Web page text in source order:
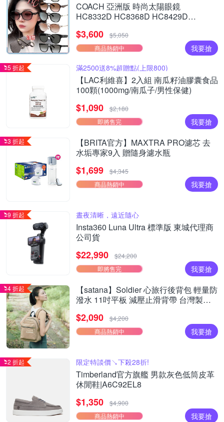
COACH 亞洲版 時尚太陽眼鏡
HC8332D HC8368D HC8429D
(加贈掛式眼鏡袋)
$3,600
$5,050
商品熱銷中
我要搶
5 折起 滿2500送8%超贈點(上限800)
【LAC利維喜】2入組 南瓜籽油膠囊食品
100顆(1000mg/南瓜子/男性保健)
$1,090
$2,180
即將售完
我要搶
3 折起
【BRITA官方】MAXTRA PRO濾芯 去
水垢專家9入 贈隨身濾水瓶
$1,699
$4,345
商品熱銷中
我要搶
9 折起 晝夜清晰，遠近隨心
Insta360 Luna Ultra 標準版 東城代理商
公司貨
$22,990
$24,200
即將售完
我要搶
4 折起
【satana】Soldier 心旅行後背包 輕量防
潑水 11吋平板 減壓止滑背帶 台灣製
$2,090
$4,200
商品熱銷中
我要搶
2 折起 限定特談價↘下殺28折!
Timberland官方旗艦 男款灰色低筒皮革
休閒鞋|A6C92EL8
$1,350
$4,900
商品熱銷中
我要搶